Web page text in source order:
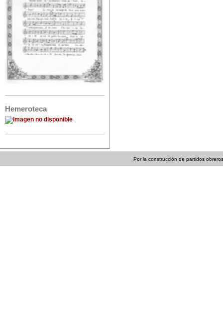
Hemeroteca
Por la construcción de partidos